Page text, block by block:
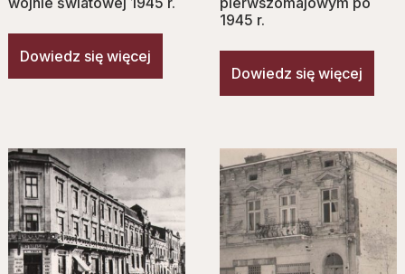
Dowiedz się więcej
1945 r.
Dowiedz się więcej